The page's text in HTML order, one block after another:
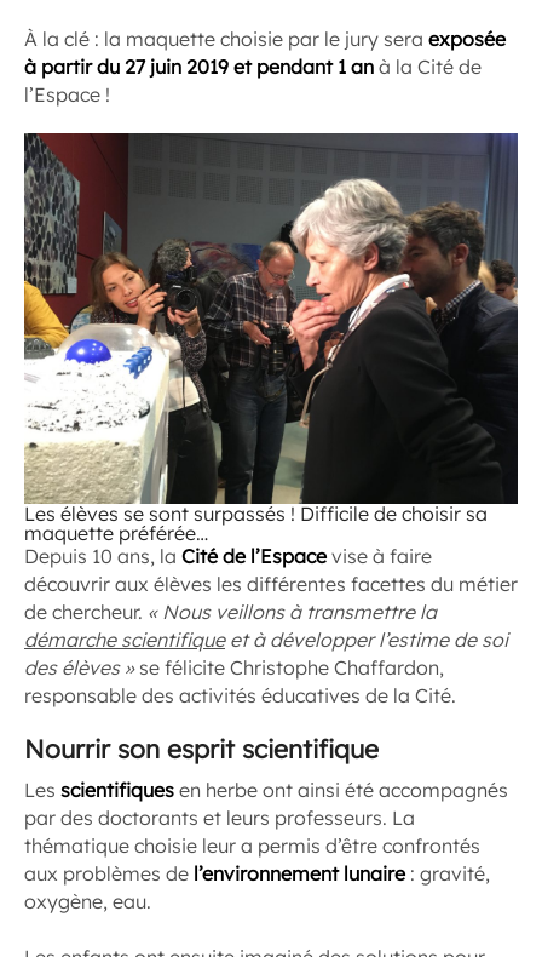
À la clé : la maquette choisie par le jury sera exposée
à partir du 27 juin 2019 et pendant 1 an à la Cité de
l’Espace !
Les élèves se sont surpassés ! Difficile de choisir sa
maquette préférée…
Depuis 10 ans, la Cité de l’Espacevise à faire
découvrir aux élèves les différentes facettes du métier
de chercheur. « Nous veillons à transmettre la
démarche scientifiqueet à développer l’estime de soi
des élèves » se félicite Christophe Chaffardon,
responsable des activités éducatives de la Cité.
Nourrir son esprit scientifique
Les scientifiques en herbe ont ainsi été accompagnés
par des doctorants et leurs professeurs. La
thématique choisie leur a permis d’être confrontés
aux problèmes de l’environnement lunaire: gravité,
oxygène, eau.